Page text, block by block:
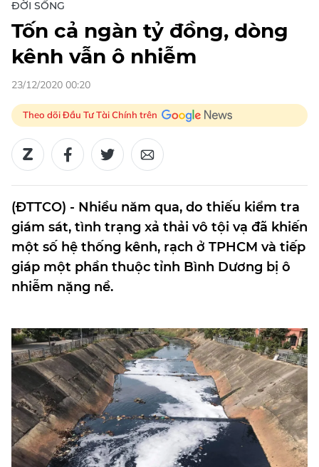
ĐỜI SỐNG
Tốn cả ngàn tỷ đồng, dòng
kênh vẫn ô nhiễm
23/12/2020 00:20
Theo dõi Đầu Tư Tài Chính trên
(ĐTTCO) - Nhiều năm qua, do thiếu kiểm tra
giám sát, tình trạng xả thải vô tội vạ đã khiến
một số hệ thống kênh, rạch ở TPHCM và tiếp
giáp một phần thuộc tỉnh Bình Dương bị ô
nhiễm nặng nề.